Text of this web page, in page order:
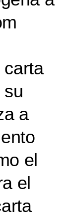
carta
a
el
el